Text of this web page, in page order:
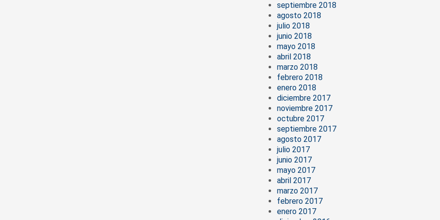
septiembre 2018
agosto 2018
julio 2018
junio 2018
mayo 2018
abril 2018
marzo 2018
febrero 2018
enero 2018
diciembre 2017
noviembre 2017
octubre 2017
septiembre 2017
agosto 2017
julio 2017
junio 2017
mayo 2017
abril 2017
marzo 2017
febrero 2017
enero 2017